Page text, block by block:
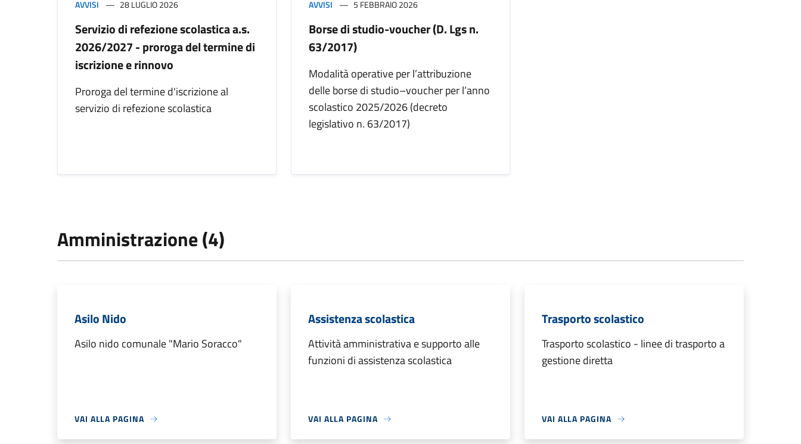
AVVISI 28 LUGLIO 2026
Servizio di refezione scolastica a.s.
2026/2027 - proroga del termine di
iscrizione e rinnovo
Proroga del termine d'iscrizione al
servizio di refezione scolastica
AVVISI 5 FEBBRAIO 2026
Borse di studio-voucher (D. Lgs n.
63/2017)
Modalità operative per l’attribuzione
delle borse di studio–voucher per l’anno
scolastico 2025/2026 (decreto
legislativo n. 63/2017)
Amministrazione (4)
Asilo Nido
Asilo nido comunale "Mario Soracco"
VAI ALLA PAGINA
Assistenza scolastica
Attività amministrativa e supporto alle
funzioni di assistenza scolastica
VAI ALLA PAGINA
Trasporto scolastico
Trasporto scolastico - linee di trasporto a
gestione diretta
VAI ALLA PAGINA